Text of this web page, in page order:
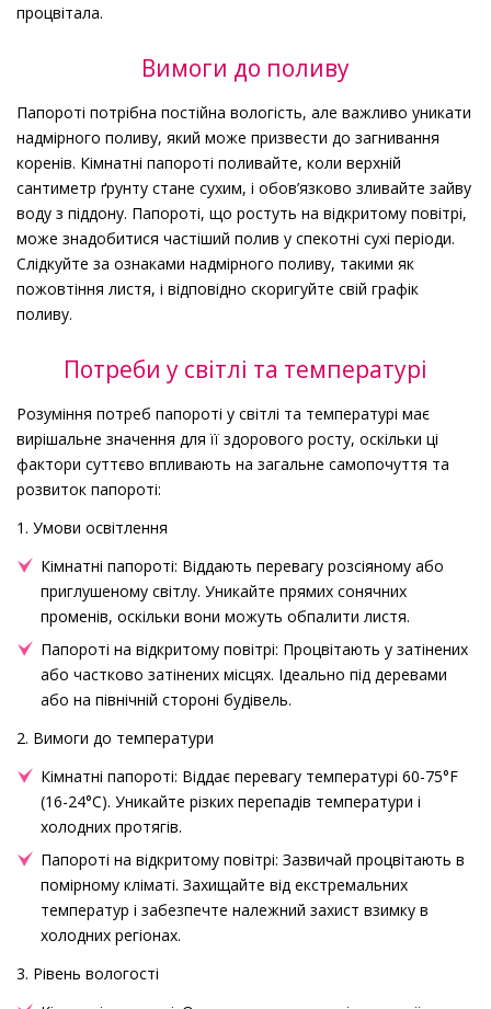
процвітала.
Вимоги до поливу
Папороті потрібна постійна вологість, але важливо уникати
надмірного поливу, який може призвести до загнивання
коренів. Кімнатні папороті поливайте, коли верхній
сантиметр ґрунту стане сухим, і обов’язково зливайте зайву
воду з піддону. Папороті, що ростуть на відкритому повітрі,
може знадобитися частіший полив у спекотні сухі періоди.
Слідкуйте за ознаками надмірного поливу, такими як
пожовтіння листя, і відповідно скоригуйте свій графік
поливу.
Потреби у світлі та температурі
Розуміння потреб папороті у світлі та температурі має
вирішальне значення для її здорового росту, оскільки ці
фактори суттєво впливають на загальне самопочуття та
розвиток папороті:
1. Умови освітлення
Кімнатні папороті: Віддають перевагу розсіяному або
приглушеному світлу. Уникайте прямих сонячних
променів, оскільки вони можуть обпалити листя.
Папороті на відкритому повітрі: Процвітають у затінених
або частково затінених місцях. Ідеально під деревами
або на північній стороні будівель.
2. Вимоги до температури
Кімнатні папороті: Віддає перевагу температурі 60-75°F
(16-24°C). Уникайте різких перепадів температури і
холодних протягів.
Папороті на відкритому повітрі: Зазвичай процвітають в
помірному кліматі. Захищайте від екстремальних
температур і забезпечте належний захист взимку в
холодних регіонах.
3. Рівень вологості